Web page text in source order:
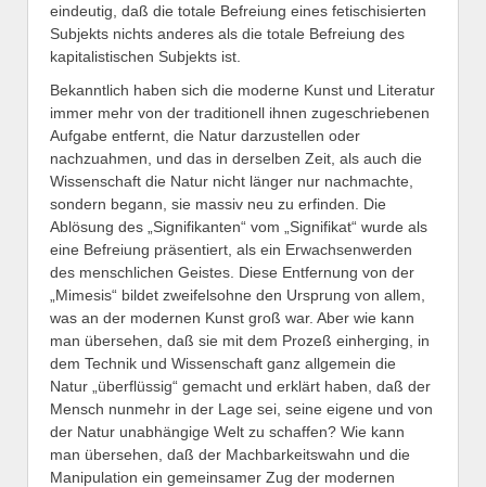
eindeutig, daß die totale Befreiung eines fetischisierten
Subjekts nichts anderes als die totale Befreiung des
kapitalistischen Subjekts ist.
Bekanntlich haben sich die moderne Kunst und Literatur
immer mehr von der traditionell ihnen zugeschriebenen
Aufgabe entfernt, die Natur darzustellen oder
nachzuahmen, und das in derselben Zeit, als auch die
Wissenschaft die Natur nicht länger nur nachmachte,
sondern begann, sie massiv neu zu erfinden. Die
Ablösung des „Signifikanten“ vom „Signifikat“ wurde als
eine Befreiung präsentiert, als ein Erwachsenwerden
des menschlichen Geistes. Diese Entfernung von der
„Mimesis“ bildet zweifelsohne den Ursprung von allem,
was an der modernen Kunst groß war. Aber wie kann
man übersehen, daß sie mit dem Prozeß einherging, in
dem Technik und Wissenschaft ganz allgemein die
Natur „überflüssig“ gemacht und erklärt haben, daß der
Mensch nunmehr in der Lage sei, seine eigene und von
der Natur unabhängige Welt zu schaffen? Wie kann
man übersehen, daß der Machbarkeitswahn und die
Manipulation ein gemeinsamer Zug der modernen